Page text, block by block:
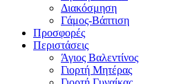
Διακόσμηση
Γάμος-Βάπτιση
Προσφορές
Περιστάσεις
Άγιος Βαλεντίνος
Γιορτή Μητέρας